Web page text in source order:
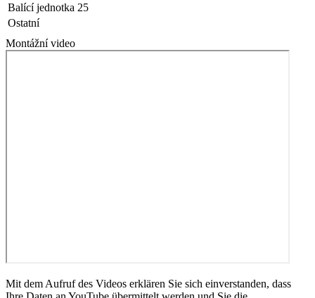
Balící jednotka 25
Ostatní
Montážní video
Mit dem Aufruf des Videos erklären Sie sich einverstanden, dass